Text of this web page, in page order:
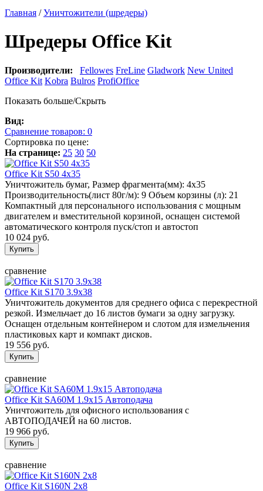
Главная / Уничтожители (шредеры)
Шредеры Office Kit
Производители: Fellowes FreLine Gladwork New United
Office Kit Kobra Bulros ProfiOffice
Показать больше/Скрыть
Вид:
Сравнение товаров: 0
Сортировка по цене:
На странице: 25 30 50
Office Kit S50 4х35
Уничтожитель бумаг, Размер фрагмента(мм): 4x35
Производительность(лист 80г/м): 9 Объем корзины (л): 21
Компактный для персонального использования с мощным
двигателем и вместительной корзиной, оснащен системой
автоматического контроля пуск/стоп и автостоп
10 024 руб.
сравнение
Office Kit S170 3.9x38
Уничтожитель документов для среднего офиса с перекрестной
резкой. Измельчает до 16 листов бумаги за одну загрузку.
Оснащен отдельным контейнером и слотом для измельчения
пластиковых карт и компакт дисков.
19 556 руб.
сравнение
Office Kit SA60M 1.9х15 Автоподача
Уничтожитель для офисного использования с
АВТОПОДАЧЕЙ на 60 листов.
19 966 руб.
сравнение
Office Kit S160N 2x8